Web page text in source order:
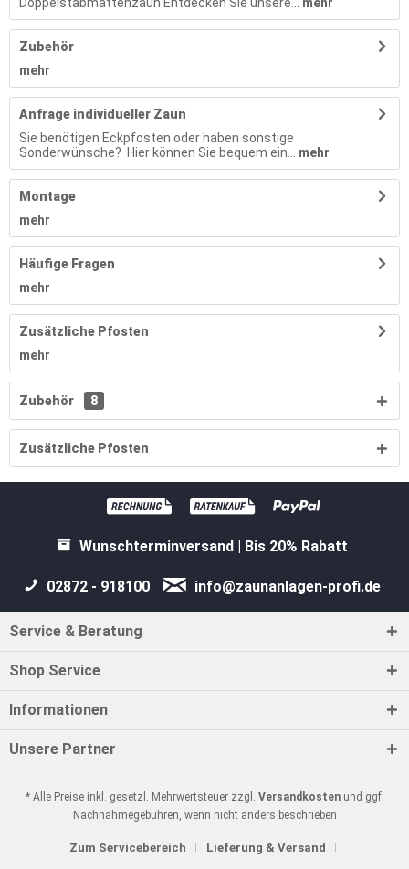
Zubehör
mehr
Anfrage individueller Zaun
Sie benötigen Eckpfosten oder haben sonstige
Sonderwünsche? Hier können Sie bequem ein...
mehr
Montage
mehr
Häufige Fragen
mehr
Zusätzliche Pfosten
mehr
Zubehör 8
Zusätzliche Pfosten
Wunschterminversand | Bis 20% Rabatt
02872 - 918100 info@zaunanlagen-profi.de
Service & Beratung
Shop Service
Informationen
Unsere Partner
* Alle Preise inkl. gesetzl. Mehrwertsteuer zzgl. Versandkostenund ggf.
Nachnahmegebühren, wenn nicht anders beschrieben
Zum Servicebereich Lieferung & Versand